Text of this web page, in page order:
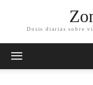
Dosis diarias sobre